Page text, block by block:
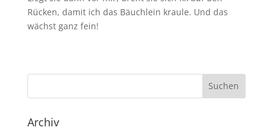
Rücken, damit ich das Bäuchlein kraule. Und das
wächst ganz fein!
Archiv